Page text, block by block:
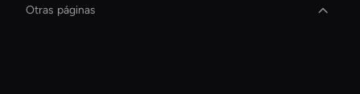
Otras páginas